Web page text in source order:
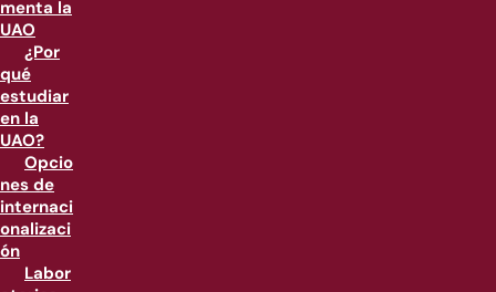
menta la
UAO
¿Por
qué
estudiar
en la
UAO?
Opcio
nes de
internaci
onalizaci
ón
Labor